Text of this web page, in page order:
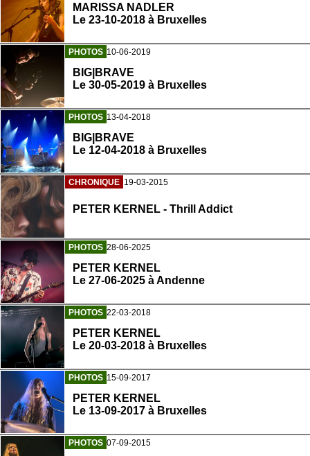
MARISSA NADLER
Le 23-10-2018 à Bruxelles
PHOTOS 10-06-2019
BIG|BRAVE
Le 30-05-2019 à Bruxelles
PHOTOS 13-04-2018
BIG|BRAVE
Le 12-04-2018 à Bruxelles
CHRONIQUE 19-03-2015
PETER KERNEL - Thrill Addict
PHOTOS 28-06-2025
PETER KERNEL
Le 27-06-2025 à Andenne
PHOTOS 22-03-2018
PETER KERNEL
Le 20-03-2018 à Bruxelles
PHOTOS 15-09-2017
PETER KERNEL
Le 13-09-2017 à Bruxelles
PHOTOS 07-09-2015